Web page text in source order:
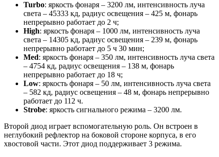
Turbo: яркость фонаря – 3200 лм, интенсивность луча
света – 45333 кд, радиус освещения – 425 м, фонарь
непрерывно работает до 2 ч;
High: яркость фонаря – 1000 лм, интенсивность луча
света – 14305 кд, радиус освещения – 239 м, фонарь
непрерывно работает до 5 ч 30 мин;
Med: яркость фонаря – 350 лм, интенсивность луча света
– 4754 кд, радиус освещения – 138 м, фонарь
непрерывно работает до 18 ч;
Low: яркость фонаря – 50 лм, интенсивность луча света
– 582 кд, радиус освещения – 48 м, фонарь непрерывно
работает до 112 ч.
Strobe: яркость сигнального режима – 3200 лм.
Второй диод играет вспомогательную роль. Он встроен в
неглубокий рефлектор на боковой стороне корпуса, в его
хвостовой части. Этот диод поддерживает 3 режима.